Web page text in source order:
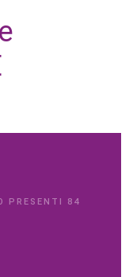
PRESENTI 84